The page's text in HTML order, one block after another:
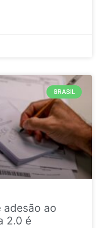
BRASIL
adesão ao
2.0 é